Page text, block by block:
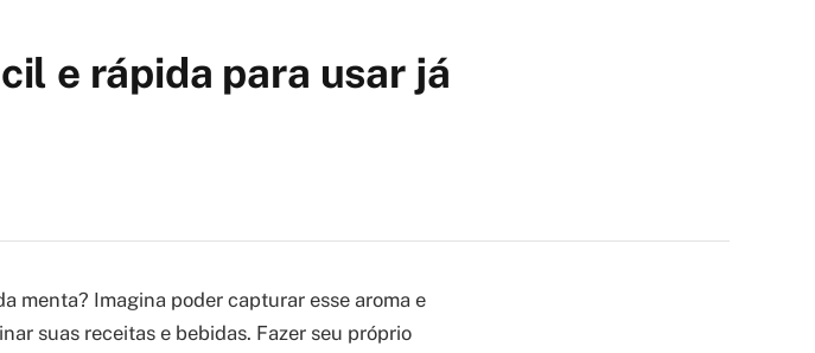
e rápida para usar já
menta? Imagina poder capturar esse aroma e
suas receitas e bebidas. Fazer seu próprio